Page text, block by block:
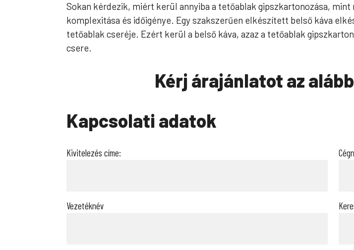
Sokan kérdezik, miért kerül annyiba a tetőablak gipszkartonozása,
komplexitása és időigénye. Egy szakszerűen elkészített belső káva
tetőablak cseréje. Ezért kerül a belső káva, azaz a tetőablak
csere.
Kérj árajánlatot az
Kapcsolati adatok
Kivitelezés címe:
Vezetéknév